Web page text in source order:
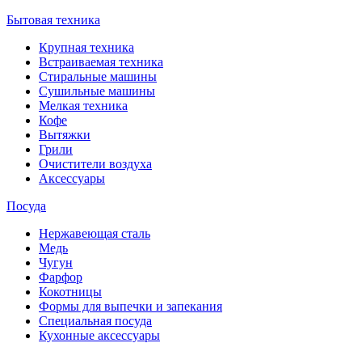
Бытовая техника
Крупная техника
Встраиваемая техника
Стиральные машины
Сушильные машины
Мелкая техника
Кофе
Вытяжки
Грили
Очистители воздуха
Аксессуары
Посуда
Нержавеющая сталь
Медь
Чугун
Фарфор
Кокотницы
Формы для выпечки и запекания
Специальная посуда
Кухонные аксессуары